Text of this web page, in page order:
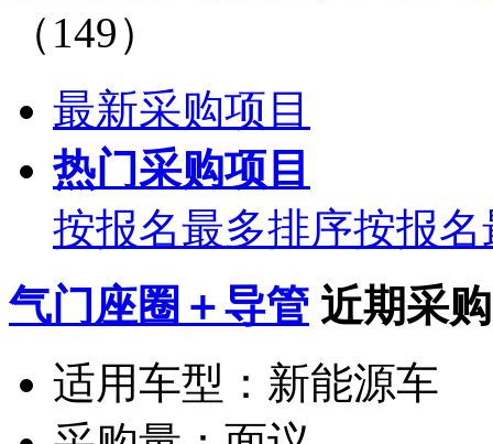
（149）
最新采购项目
热门采购项目
按报名最多排序按报
气门座圈＋导管 近期采购
适用车型： 新能源车